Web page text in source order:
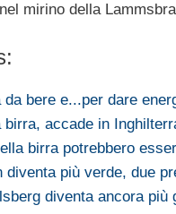
mirino della
da bere e...per dare
birra, accade in
birra potrebbero
diventa più verde, due
diventa ancora più